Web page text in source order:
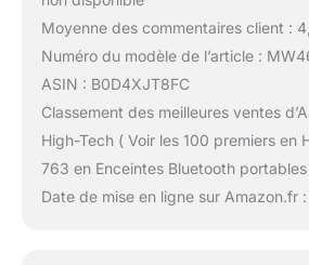
Moyenne des commentaires client :
Numéro du modèle de l’article :
ASIN : B0D4XJT8FC
Classement des meilleures ventes
High-Tech ( Voir les 100 premiers en
763 en Enceintes Bluetooth portables
Date de mise en ligne sur Amazon.fr